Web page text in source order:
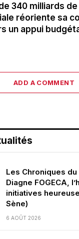
340 milliards de
réoriente sa
un appui
ADD A COMMENT
Les Chroniques
Diagne FOGECA,
initiatives
Sène)
6 AOÛT 2026